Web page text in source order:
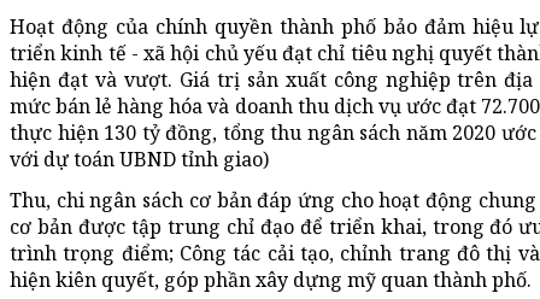
Hoạt động của chính quyền thành phố bảo đảm hiệu
triển kinh tế - xã hội chủ yếu đạt chỉ tiêu nghị quyết
hiện đạt và vượt. Giá trị sản xuất công nghiệp trên
mức bán lẻ hàng hóa và doanh thu dịch vụ ước đạt
thực hiện 130 tỷ đồng, tổng thu ngân sách năm 2020
với dự toán UBND tỉnh giao)
Thu, chi ngân sách cơ bản đáp ứng cho hoạt động
cơ bản được tập trung chỉ đạo để triển khai, trong đó
trình trọng điểm; Công tác cải tạo, chỉnh trang đô thị
hiện kiên quyết, góp phần xây dựng mỹ quan thành phố.